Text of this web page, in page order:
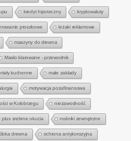
kredyt hipoteczny kryptowaluty
proszkowe leżaki reklamowe
maszyny do drewna
Masło klarowane - przewodnik
kuchenne małe zakłady
motywacja pozafinansowa
w Kołobrzegu niezawodność
plus srebrne okucia nośniki zewnętrzne
drewna ochrona antykorozyjna